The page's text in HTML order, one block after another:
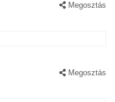
Megosztás
Megosztás